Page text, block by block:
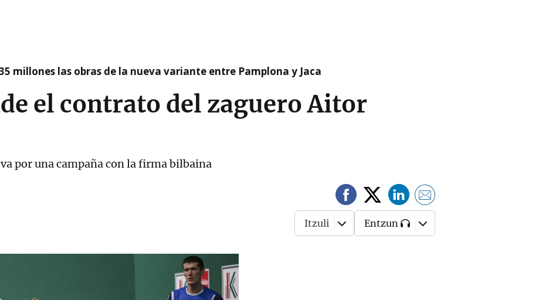
millones las obras de la nueva variante entre Pamplona y Jaca
el contrato del zaguero Aitor
por una campaña con la firma bilbaina
Itzuli Entzun